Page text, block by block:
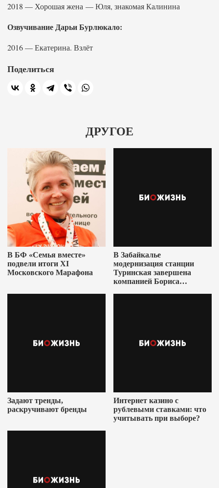
2018 — Хорошая жена — Юля, знакомая Калинина
Озвучивание Дарьи Бурлюкало:
2016 — Екатерина. Взлёт
Поделиться
ДРУГОЕ
В БФ «Семья вместе»
подвели итоги XI
Московского Марафона
В Забайкалье
модернизация станции
Туринская завершена
компанией Бориса
Задают тренды,
раскручивают бренды
Интернет казино с
рублевыми ставками: что
учитывать при выборе?